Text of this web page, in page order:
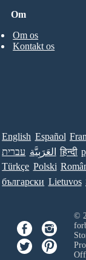
Om
Om os
Kontakt os
English Español
עברית العَرَبِيَّة हिन्दी
Türkçe Polski
български Lietuvos
©